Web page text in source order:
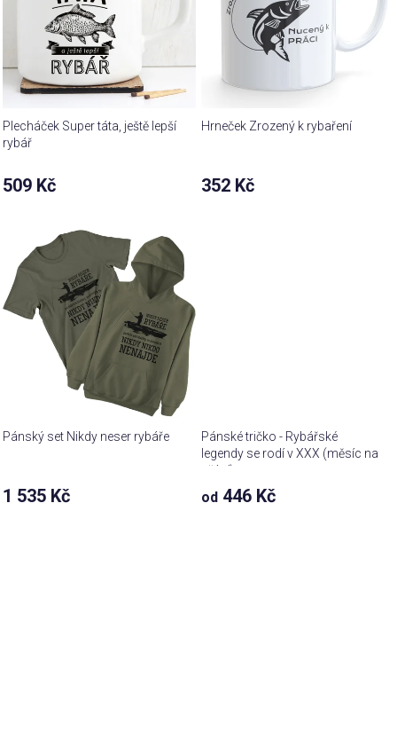
Plecháček Super táta, ještě lepší
rybář
509 Kč
Hrneček Zrozený k rybaření
352 Kč
Pánský set Nikdy neser rybáře
1 535 Kč
Pánské tričko - Rybářské
legendy se rodí v XXX (měsíc na
přání)
od 446 Kč